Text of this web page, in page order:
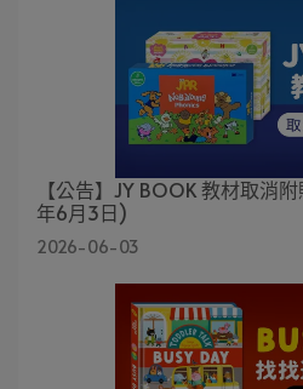
【公告】JY BOOK 教材取消
年6月3日)
2026-06-03